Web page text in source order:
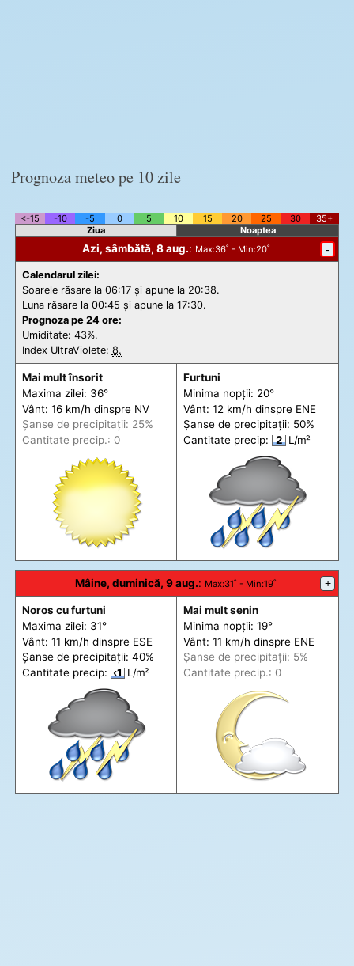
Prognoza meteo pe 10 zile
<-15 -10 -5 0 5 10 15 20 25 30
35+
Ziua
Noaptea
Azi, sâmbătă, 8 aug.: Max:36˚ - Min:20˚ -
Calendarul zilei:
Soarele răsare la 06:17 și apune la 20:38.
Luna răsare la 00:45 și apune la 17:30.
Prognoza pe 24 ore:
Umiditate: 43%.
Index UltraViolete: 8.
Mai mult însorit
Maxima zilei: 36°
Vânt: 16 km/h dinspre NV
Șanse de precipitații: 25%
Cantitate precip.: 0
Furtuni
Minima nopții: 20°
Vânt: 12 km/h dinspre ENE
Șanse de precipitații: 50%
Cantitate precip:
2 L/m²
Mâine, duminică, 9 aug.: Max:31˚ - Min:19˚ +
Noros cu furtuni
Maxima zilei: 31°
Vânt: 11 km/h dinspre ESE
Șanse de precipitații: 40%
Cantitate precip: ‹1 L/m²
Mai mult senin
Minima nopții: 19°
Vânt: 11 km/h dinspre ENE
Șanse de precipitații: 5%
Cantitate precip.: 0